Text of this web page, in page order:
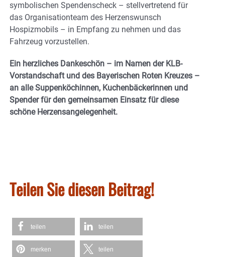
symbolischen Spendenscheck – stellvertretend für
das Organisationteam des Herzenswunsch
Hospizmobils – in Empfang zu nehmen und das
Fahrzeug vorzustellen.
Ein herzliches Dankeschön – im Namen der KLB-
Vorstandschaft und des Bayerischen Roten Kreuzes –
an alle Suppenköchinnen, Kuchenbäckerinnen und
Spender für den gemeinsamen Einsatz für diese
schöne Herzensangelegenheit.
Teilen Sie diesen Beitrag!
teilen teilen
merken teilen